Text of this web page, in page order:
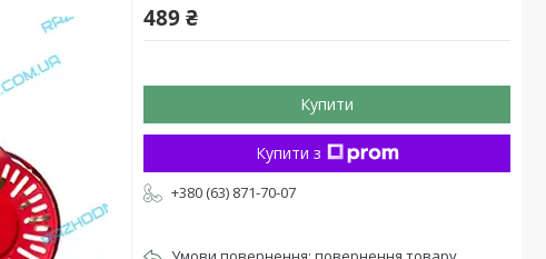
489 ₴
Купити
Купити з
+380 (63) 871-70-07